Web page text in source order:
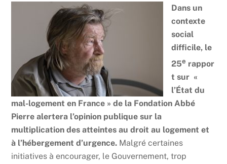
Dans un
contexte
social
difficile, le
25e rappor
t sur «
l’État du
mal-logement en France » de la Fondation Abbé
Pierre alertera l’opinion publique sur la
multiplication des atteintes au droit au logement et
à l’hébergement d’urgence. Malgré certaines
initiatives à encourager, le Gouvernement, trop